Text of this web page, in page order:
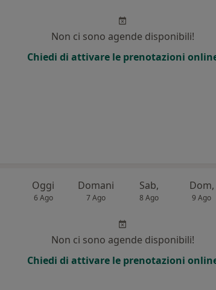
Non ci sono agende disponibili!
Chiedi di attivare le prenotazioni
Oggi
6 Ago
Domani
7 Ago
Sab,
8 Ago
Dom,
9 Ago
Non ci sono agende disponibili!
Chiedi di attivare le prenotazioni